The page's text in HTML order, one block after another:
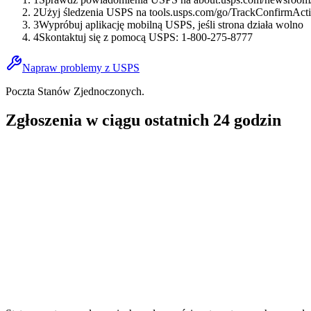
2Użyj śledzenia USPS na tools.usps.com/go/
3Wypróbuj aplikację mobilną USPS, jeśli strona działa wolno
4Skontaktuj się z pomocą USPS: 1-800-275-8777
Napraw problemy z USPS
Poczta Stanów Zjednoczonych.
Zgłoszenia w ciągu ostatnich 24 godzin